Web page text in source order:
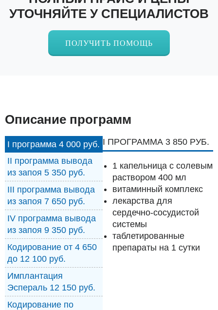
УТОЧНЯЙТЕ У СПЕЦИАЛИСТОВ
ПОЛУЧИТЬ ПОМОЩЬ
Описание программ
I программа 4 000 руб.
II программа вывода
из запоя 5 350 руб.
III программа вывода
из запоя 7 650 руб.
IV программа вывода
из запоя 9 350 руб.
Кодирование от 4 650
до 12 100 руб.
Имплантация
Эспераль 12 150 руб.
Кодирование по
I ПРОГРАММА 3 850 РУБ.
1 капельница с солевым
раствором 400 мл
витаминный комплекс
лекарства для
сердечно-сосудистой
системы
таблетированные
препараты на 1 сутки